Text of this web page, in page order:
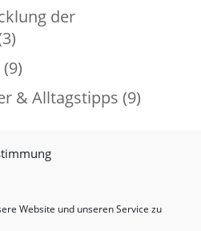
Website und unseren Service zu
der
(9)
& Alltagstipps (9)